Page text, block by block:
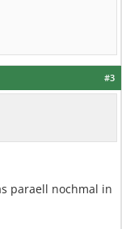
#3
paraell nochmal in